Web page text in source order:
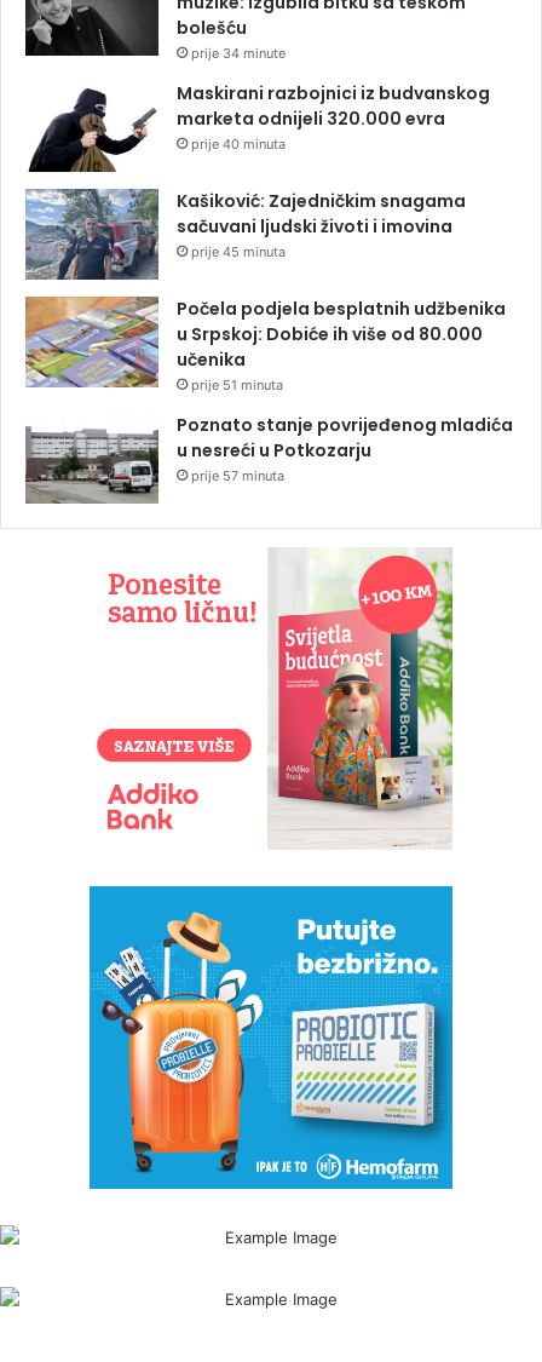
bolešću
prije 34 minute
Maskirani razbojnici iz budvanskog
marketa odnijeli 320.000 evra
prije 40 minuta
Kašiković: Zajedničkim snagama
sačuvani ljudski životi i imovina
prije 45 minuta
Počela podjela besplatnih udžbenika
u Srpskoj: Dobiće ih više od 80.000
učenika
prije 51 minuta
Poznato stanje povrijeđenog mladića
u nesreći u Potkozarju
prije 57 minuta